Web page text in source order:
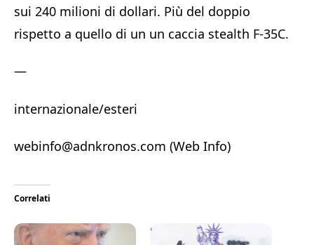
sui 240 milioni di dollari. Più del doppio
rispetto a quello di un un caccia stealth F-35C.
—
internazionale/esteri
webinfo@adnkronos.com (Web Info)
Correlati